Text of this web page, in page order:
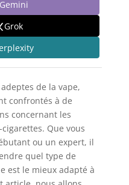
Gemini
Grok
de la vape,
confrontés à de
concernant les
Que vous
ou un expert, il
quel type de
est le mieux adapté à